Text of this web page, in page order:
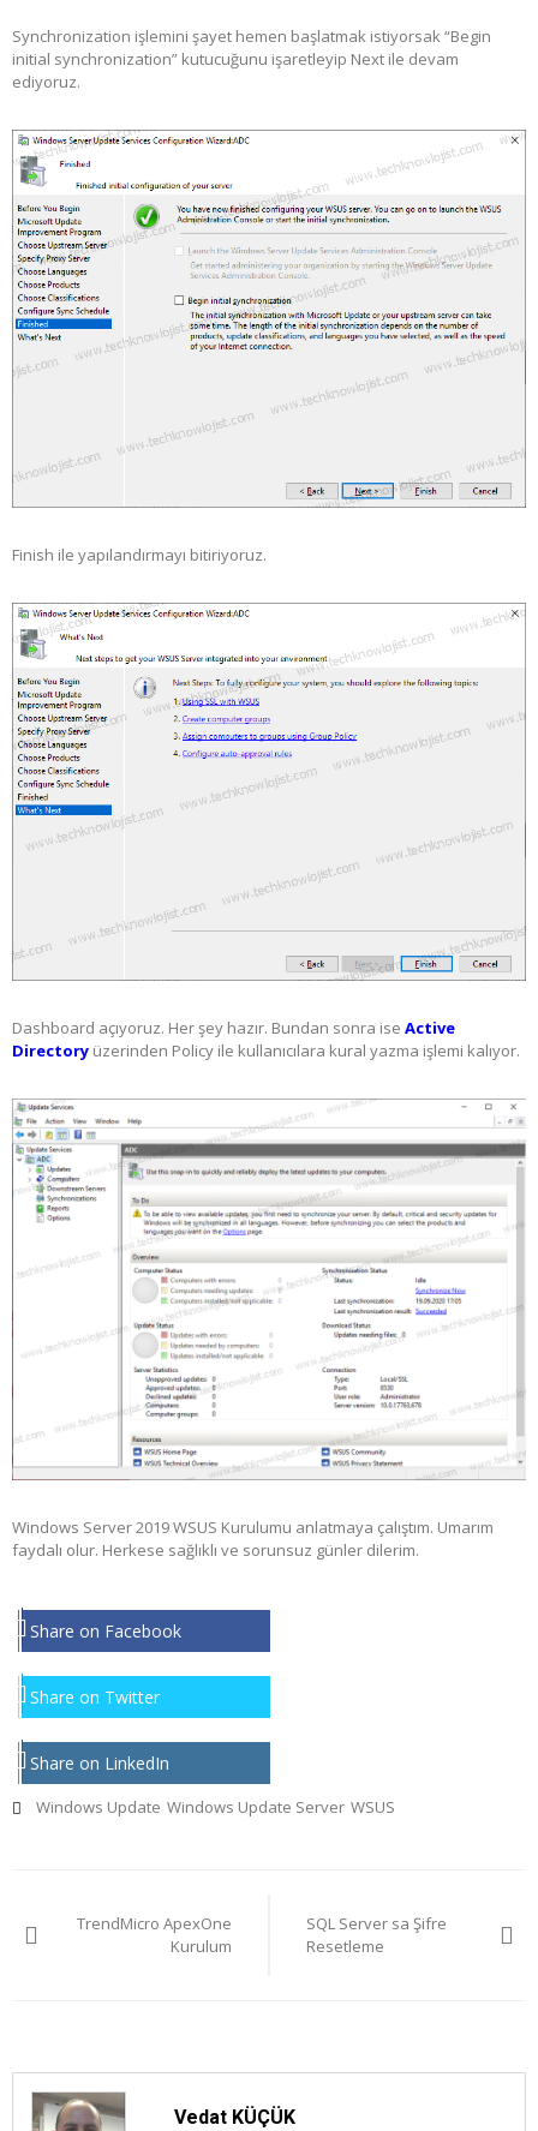
Synchronization işlemini şayet hemen başlatmak istiyorsak “Begin
initial synchronization” kutucuğunu işaretleyip Next ile devam
ediyoruz.
Finish ile yapılandırmayı bitiriyoruz.
Dashboard açıyoruz. Her şey hazır. Bundan sonra ise Active
Directory üzerinden Policy ile kullanıcılara kural yazma işlemi kalıyor.
Windows Server 2019 WSUS Kurulumu anlatmaya çalıştım. Umarım
faydalı olur. Herkese sağlıklı ve sorunsuz günler dilerim.
Share on Facebook
Share on Twitter
Share on LinkedIn
Windows Update Windows Update Server WSUS
gezinmesi
TrendMicro ApexOne
Kurulum
SQL Server sa Şifre
Resetleme
Vedat KÜÇÜK